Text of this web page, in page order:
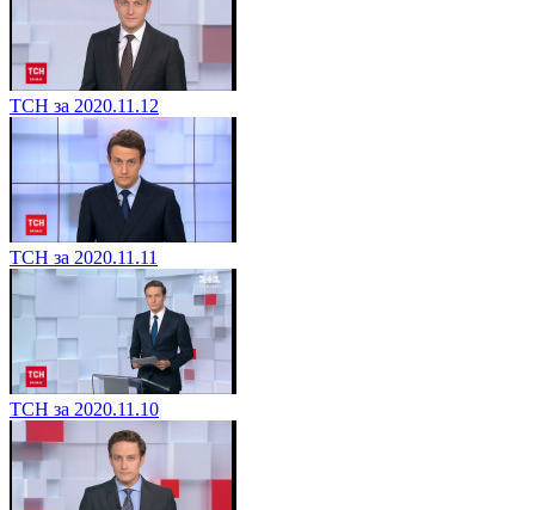
ТСН за 2020.11.12
ТСН за 2020.11.11
ТСН за 2020.11.10